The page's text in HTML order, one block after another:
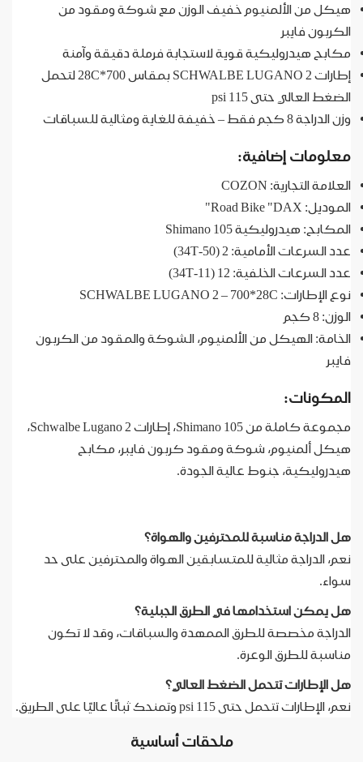
هيكل من الألمنيوم خفيف الوزن مع شوكة ومقود من
الكربون فايبر
مكابح هيدروليكية قوية لاستجابة فرملة دقيقة وآمنة
إطارات SCHWALBE LUGANO 2 بمقاس 700*28C لتحمل
الضغط العالي حتى 115 psi
وزن الدراجة 8 كجم فقط – خفيفة للغاية ومثالية للسباقات
معلومات إضافية:
العلامة التجارية: COZON
الموديل: Road Bike "DAX"
المكابح: هيدروليكية Shimano 105
عدد السرعات الأمامية: 2 (50-34T)
عدد السرعات الخلفية: 12 (11-34T)
نوع الإطارات: SCHWALBE LUGANO 2 – 700*28C
الوزن: 8 كجم
الخامة: الهيكل من الألمنيوم، الشوكة والمقود من الكربون
فايبر
المكونات:
مجموعة كاملة من Shimano 105، إطارات Schwalbe Lugano 2،
هيكل ألمنيوم، شوكة ومقود كربون فايبر، مكابح
هيدروليكية، جنوط عالية الجودة.
هل الدراجة مناسبة للمحترفين والهواة؟
نعم، الدراجة مثالية للمتسابقين الهواة والمحترفين على حد
سواء.
هل يمكن استخدامها في الطرق الجبلية؟
الدراجة مخصصة للطرق الممهدة والسباقات، وقد لا تكون
مناسبة للطرق الوعرة.
هل الإطارات تتحمل الضغط العالي؟
نعم، الإطارات تتحمل حتى 115 psi وتمنحك ثباتًا عاليًا على الطريق.
ملحقات أساسية